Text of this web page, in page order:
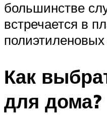
большинстве
встречается в
полиэтиленовых
Как
для дома?